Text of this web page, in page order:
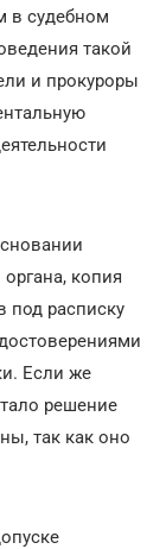
в судебном
такой
и прокуроры
копия
под расписку
Если же
решение
так как оно